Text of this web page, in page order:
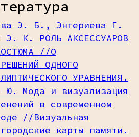
Э. Б., Энтериева Г.
Э. К. РОЛЬ АКСЕССУАРОВ
//О
ОДНОГО
УРАВНЕНИЯ.
Ю. Мода и визуализация
в современном
//Визуальная
карты памяти.